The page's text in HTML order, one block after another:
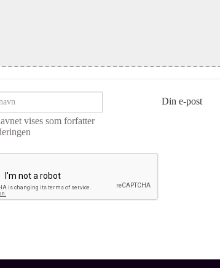
vises som forfatter
Din e-post